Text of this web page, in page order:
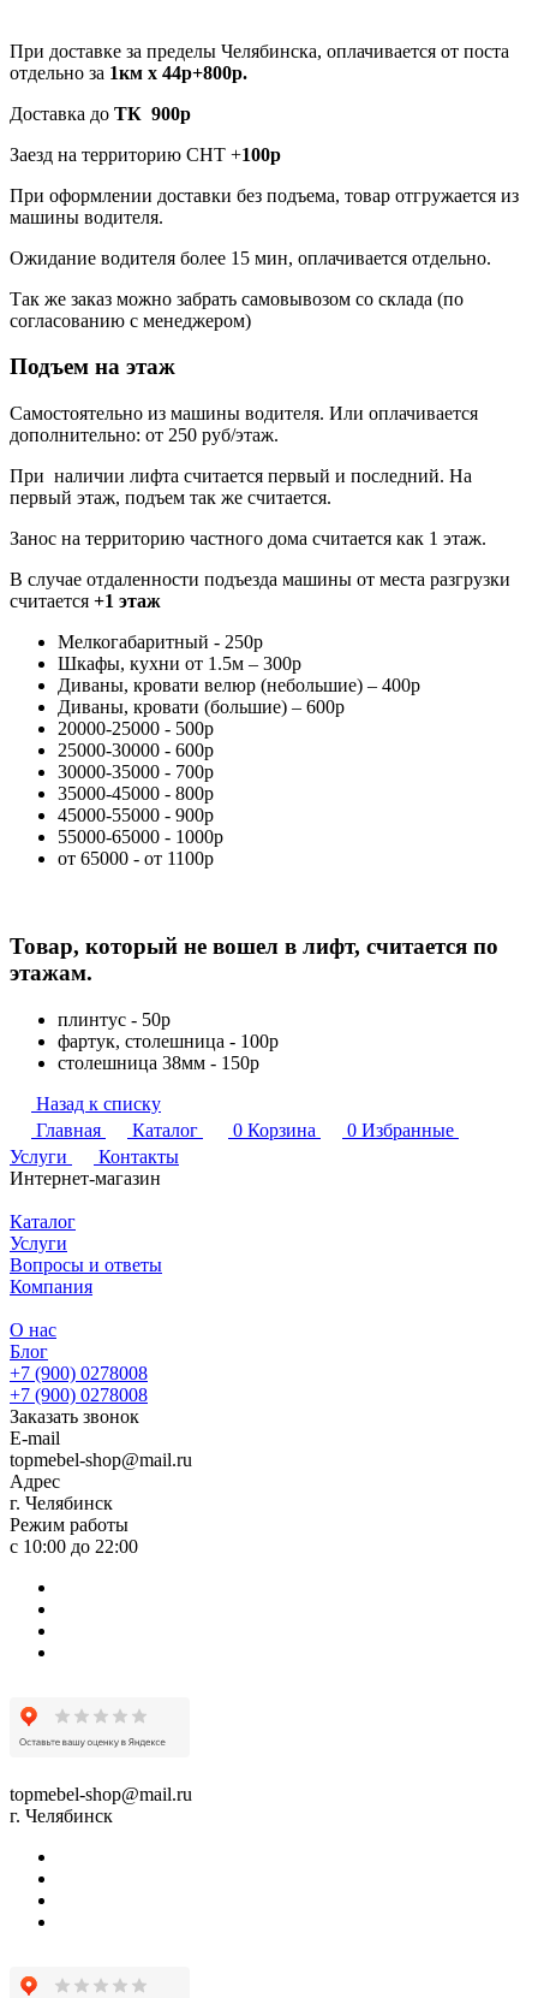
При доставке за пределы Челябинска, оплачивается от поста
отдельно за 1км х 44р+800р.
Доставка до ТК 900р
Заезд на территорию СНТ +100р
При оформлении доставки без подъема, товар отгружается из
машины водителя.
Ожидание водителя более 15 мин, оплачивается отдельно.
Так же заказ можно забрать самовывозом со склада (по
согласованию с менеджером)
Подъем на этаж
Самостоятельно из машины водителя. Или оплачивается
дополнительно: от 250 руб/этаж.
При наличии лифта считается первый и последний. На
первый этаж, подъем так же считается.
Занос на территорию частного дома считается как 1 этаж.
В случае отдаленности подъезда машины от места разгрузки
считается +1 этаж
Мелкогабаритный - 250р
Шкафы, кухни от 1.5м – 300р
Диваны, кровати велюр (небольшие) – 400р
Диваны, кровати (большие) – 600р
20000-25000 - 500р
25000-30000 - 600р
30000-35000 - 700р
35000-45000 - 800р
45000-55000 - 900р
55000-65000 - 1000р
от 65000 - от 1100р
Товар, который не вошел в лифт, считается по
этажам.
плинтус - 50р
фартук, столешница - 100р
столешница 38мм - 150р
Назад к списку
Главная
Каталог 0 Корзина 0 Избранные
Услуги
Контакты
Интернет-магазин
Каталог
Услуги
Вопросы и ответы
Компания
О нас
Блог
+7 (900) 0278008
+7 (900) 0278008
Заказать звонок
E-mail
topmebel-shop@mail.ru
Адрес
г. Челябинск
Режим работы
с 10:00 до 22:00
topmebel-shop@mail.ru
г. Челябинск